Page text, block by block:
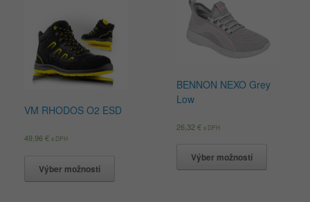
VM RHODOS O2 ESD
49,96€ s DPH
Výber možností
BENNON NEXO Grey
Low
26,32€ s DPH
Výber možností